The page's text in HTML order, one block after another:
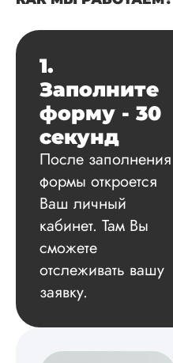
1.
Заполните
форму - 30
секунд
После заполнения
формы откроется
Ваш личный
кабинет. Там Вы
сможете
отслеживать вашу
заявку.